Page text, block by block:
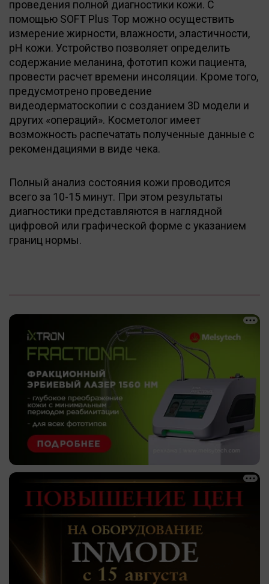
проведения полной диагностики кожи. С
помощью SOFT Plus Top можно осуществить
измерение жирности, влажности, эластичности,
рН кожи. Устройство позволяет определить
содержание меланина, фототип кожи пациента,
провести расчет времени инсоляции. Кроме того,
предусмотрено проведение
видеодерматоскопии с созданием 3D модели и
других «операций». Косметолог имеет
возможность распечатать полученные данные с
рекомендациями в виде чека.
Полный анализ состояния кожи проводится
всего за 10-15 минут. При этом результаты
диагностики представляются в наглядной
цифровой или графической форме с указанием
границ нормы.